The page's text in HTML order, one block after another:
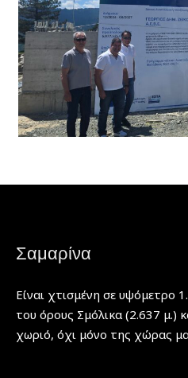
Σαμαρίνα
Είναι χτισμένη σε υψόμετρο
του όρους Σμόλικα (2.637 μ.)
χωριό, όχι μόνο της χώρας